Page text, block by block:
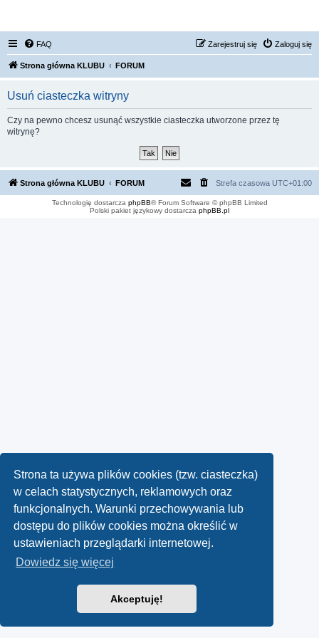
Strona ta używa plików cookies (tzw. ciasteczka)
w celach statystycznych, reklamowych oraz
funkcjonalnych. Warunki przechowywania lub
dostępu do plików cookies można określić w
ustawieniach przeglądarki internetowej.
Dowiedz się więcej
Akceptuję!
FAQ Zaloguj się
Zarejestruj się
Strona główna KLUBU FORUM
Usuń ciasteczka witryny
Czy na pewno chcesz usunąć wszystkie ciasteczka utworzone przez tę
witrynę?
Strona główna KLUBU FORUM Strefa czasowa UTC+01:00
Technologię dostarcza phpBB® Forum Software © phpBB Limited
Polski pakiet językowy dostarcza phpBB.pl